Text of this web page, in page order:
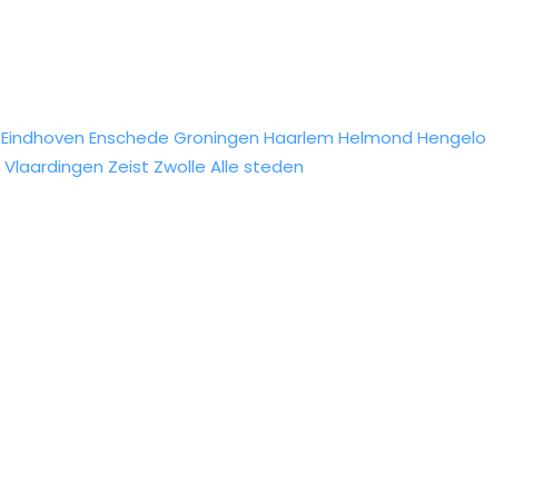
Eindhoven Enschede Groningen Haarlem Helmond Hengelo
Vlaardingen Zeist Zwolle Alle steden